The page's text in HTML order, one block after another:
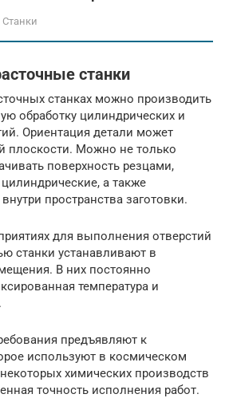
Станки
станки
станках можно производить
обработку цилиндрических и
Ориентация детали может
плоскости. Можно не только
поверхность резцами,
а также
пространства заготовки.
для выполнения отверстий
станки устанавливают в
В них постоянно
температура и
предъявляют к
используют в космическом
химических производств
точность исполнения работ.